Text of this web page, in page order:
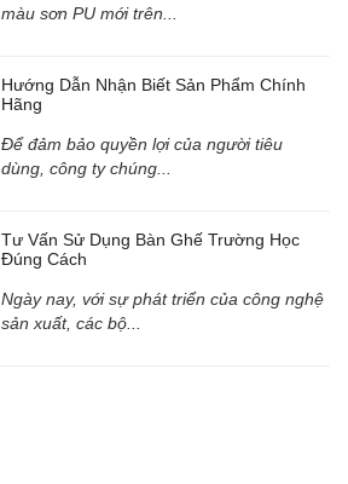
màu sơn PU mới trên...
Hướng Dẫn Nhận Biết Sản Phẩm Chính
Hãng
Để đảm bảo quyền lợi của người tiêu
dùng, công ty chúng...
Tư Vấn Sử Dụng Bàn Ghế Trường Học
Đúng Cách
Ngày nay, với sự phát triển của công nghệ
sản xuất, các bộ...